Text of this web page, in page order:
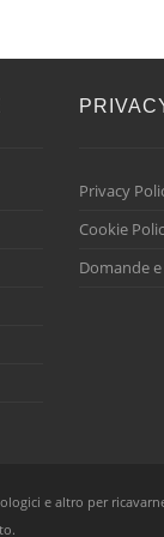
Privacy
Cookie
Domande
e altro per